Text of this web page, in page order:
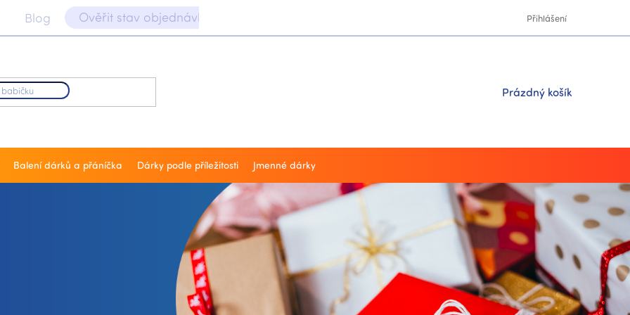
Blog Ověřit stav objednávky 📝 Přihlášení
Nákupní
Prázdný košík
Balení dárků a přáníčka Dárky podle příležitosti Jmenné dárky